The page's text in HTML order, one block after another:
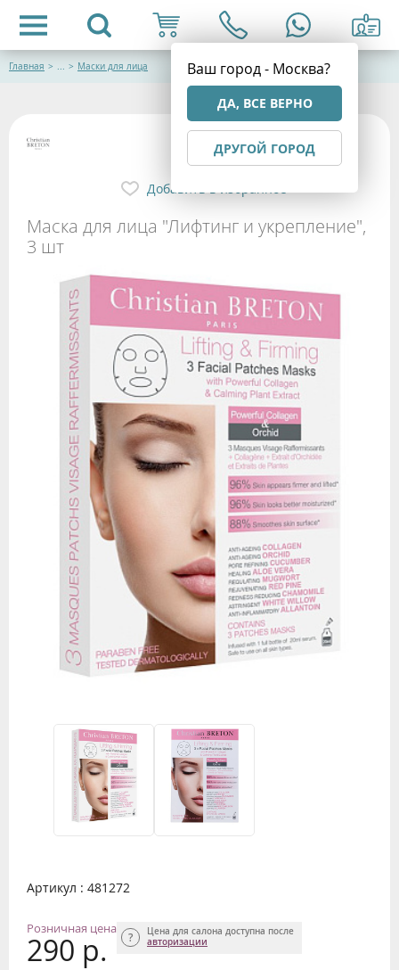
Ваш город - Москва?
ДА, ВСЕ ВЕРНО
ДРУГОЙ ГОРОД
Главная > ... > Маски для лица
Маска для лица "Лифтинг и укрепление",
3 шт
Добавить в избранное
Артикул : 481272
Розничная цена
290 р.
Цена для салона доступна после
авторизации